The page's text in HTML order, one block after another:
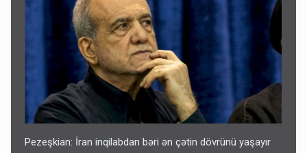
Pezeşkian: İran inqilabdan bəri ən çətin dövrünü yaşayır